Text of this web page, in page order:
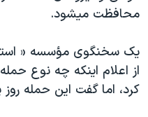
فرهنگ و زندگی
اقتصادی
علم و فناوری
مستندها
حمله جمهوری اسلامی به
رمز مهسا
دنبال کنید
محافظت ميشود.
يک سخنگوی مؤسسه «
از اعلام اينکه چه نوع
کرد، اما گفت اين حمله